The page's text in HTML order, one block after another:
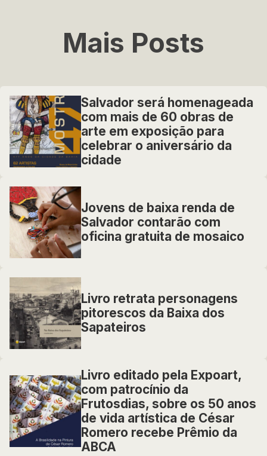
Mais Posts
Salvador será homenageada
com mais de 60 obras de
arte em exposição para
celebrar o aniversário da
cidade
Jovens de baixa renda de
Salvador contarão com
oficina gratuita de mosaico
Livro retrata personagens
pitorescos da Baixa dos
Sapateiros
Livro editado pela Expoart,
com patrocínio da
Frutosdias, sobre os 50 anos
de vida artística de César
Romero recebe Prêmio da
ABCA